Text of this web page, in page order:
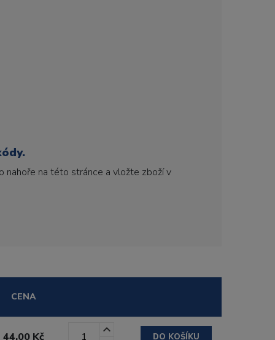
nahoře na této stránce a vložte zboží v
CENA
44,00 Kč DO KOŠÍKU